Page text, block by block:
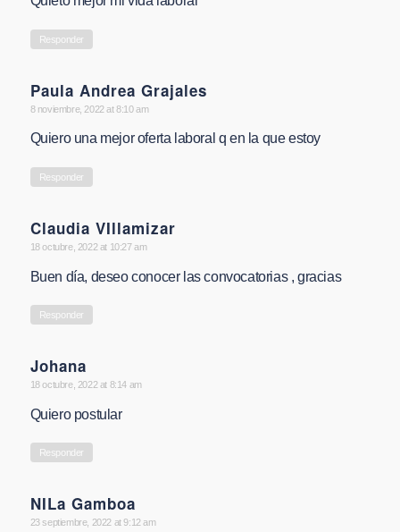
Responder
Paula Andrea Grajales
says:
8 noviembre, 2022 at 8:10 am
Quiero una mejor oferta laboral q en la que estoy
Responder
Claudia VIllamizar
says:
18 octubre, 2022 at 10:27 am
Buen día, deseo conocer las convocatorias , gracias
Responder
Johana
says:
18 octubre, 2022 at 8:14 am
Quiero postular
Responder
NILa Gamboa
says:
23 septiembre, 2022 at 9:12 am